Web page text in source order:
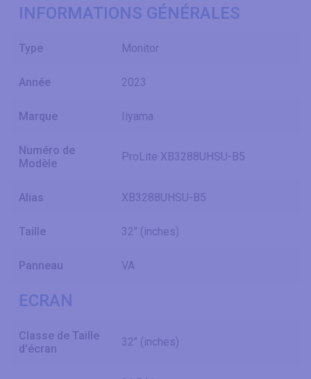
INFORMATIONS GÉNÉRALES
Type Monitor
Année 2023
Marque Iiyama
Numéro de
Modèle
ProLite XB3288UHSU-B5
Alias XB3288UHSU-B5
Taille 32" (inches)
Panneau VA
ECRAN
Classe de Taille
d'écran
32" (inches)